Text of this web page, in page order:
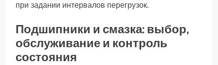
при задании интервалов перегрузок.
Подшипники и смазка: выбор,
обслуживание и контроль
состояния